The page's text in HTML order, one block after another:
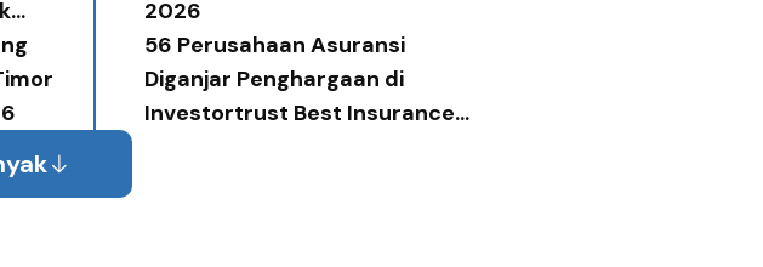
2026
56 Perusahaan Asuransi
Diganjar Penghargaan di
Investortrust Best Insurance